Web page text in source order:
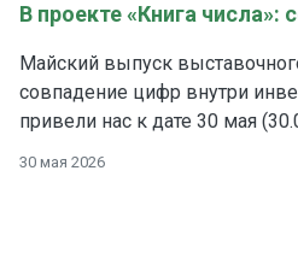
В проекте «Книга
Майский выпуск
совпадение цифр внутри
привели нас к дате 30 мая
30 мая 2026